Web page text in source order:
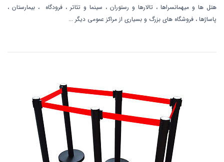
هتل ها و میهمانسراها ، تالارها و رستوران ، سینما و تئاتر ، فرودگاه ، بیمارستان ،
پاساژها ، فروشگاه های بزرگ و بسیاری از مراکز عمومی دیگر ...